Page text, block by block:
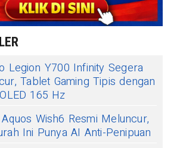
Legion Y700 Infinity Segera
Tablet Gaming Tipis dengan
165 Hz
Wish6 Resmi Meluncur,
Ini Punya AI Anti-Penipuan